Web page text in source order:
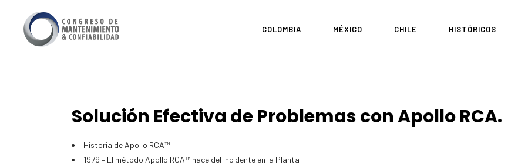
COLOMBIA MÉXICO CHILE HISTÓRICOS
Solución Efectiva de Problemas con Apollo RCA.
Historia de Apollo RCA™
1979 – El método Apollo RCA™ nace del incidente en la Planta